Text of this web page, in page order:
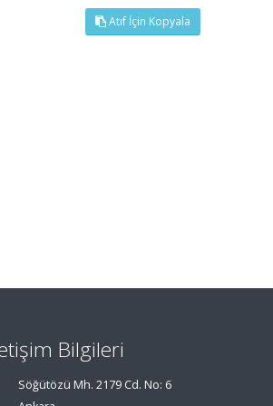
Atıf İçin Kopyala
Bilgileri
Söğütözü Mh. 2179 Cd. No: 6